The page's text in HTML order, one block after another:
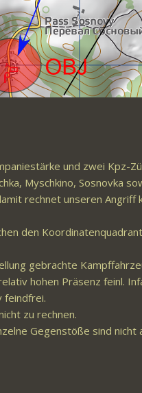
und zwei Kpz-
Myschkino, Sosnovka
rechnet unseren
den
gebrachte
hohen Präsenz feinl.
feindfrei.
zu rechnen.
Gegenstöße sind nicht